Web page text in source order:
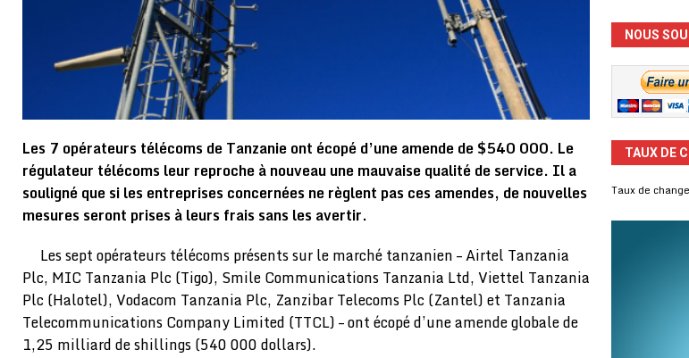
Les 7 opérateurs télécoms de Tanzanie ont écopé d’une amende de $540 000. Le
régulateur télécoms leur reproche à nouveau une mauvaise qualité de service. Il a
souligné que si les entreprises concernées ne règlent pas ces amendes, de nouvelles
mesures seront prises à leurs frais sans les avertir.
Les sept opérateurs télécoms présents sur le marché tanzanien – Airtel Tanzania
Plc, MIC Tanzania Plc (Tigo), Smile Communications Tanzania Ltd, Viettel Tanzania
Plc (Halotel), Vodacom Tanzania Plc, Zanzibar Telecoms Plc (Zantel) et Tanzania
Telecommunications Company Limited (TTCL) – ont écopé d’une amende globale de
1,25 milliard de shillings (540 000 dollars).
NOUS
TAUX DE
Taux de change